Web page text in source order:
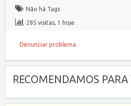
Não há Tags
285 visitas, 1 hoje
Denunciar problema
RECOMENDAMOS PARA